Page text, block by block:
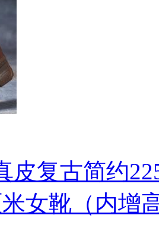
皮复古简约
女靴（内增